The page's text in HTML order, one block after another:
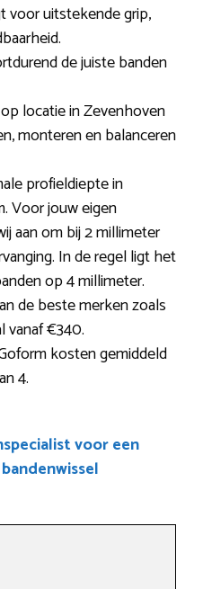
voor uitstekende grip,
de juiste banden
locatie in Zevenhoven
monteren en balanceren
profieldiepte in
Voor jouw eigen
aan om bij 2 millimeter
In de regel ligt het
op 4 millimeter.
de beste merken zoals
vanaf €340.
kosten gemiddeld
4.
voor een